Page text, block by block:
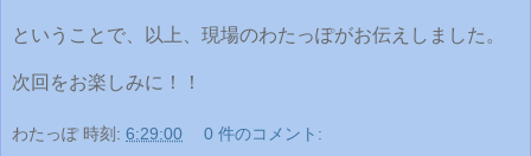
ということで、以上、現場のわたっぽがお伝えしました。
次回をお楽しみに！！
わたっぽ 時刻: 6:29:00 0 件のコメント: